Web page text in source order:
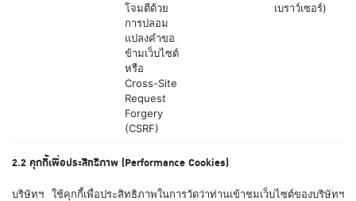
โจมตีด้วย
การปลอม
แปลงคำขอ
ข้ามเว็บไซต์
หรือ
Cross-Site
Request
Forgery
(CSRF)
เบราว์เซอร์)
2.2 คุกกี้เพื่อประสิทธิภาพ (Performance Cookies)
บริษัทฯ ใช้คุกกี้เพื่อประสิทธิภาพในการวัดว่าท่านเข้าชมเว็บไซต์ของบริษัทฯ